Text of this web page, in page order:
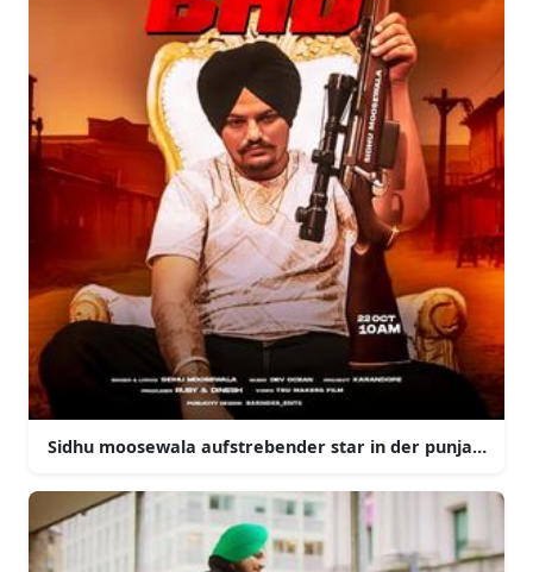
Sidhu moosewala aufstrebender star in der punjabi